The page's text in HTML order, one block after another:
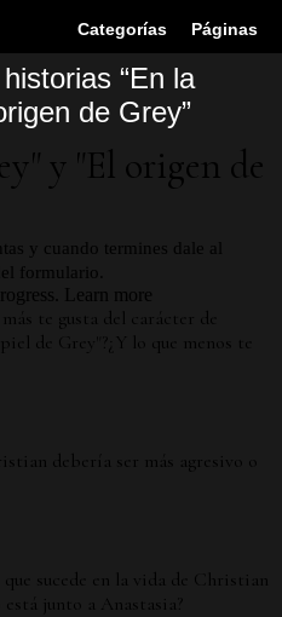
Categorías Páginas
“En la
de Grey”